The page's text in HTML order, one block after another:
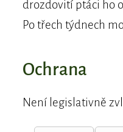
drozdovití ptáci ho
Po třech týdnech
Ochrana
Není legislativně